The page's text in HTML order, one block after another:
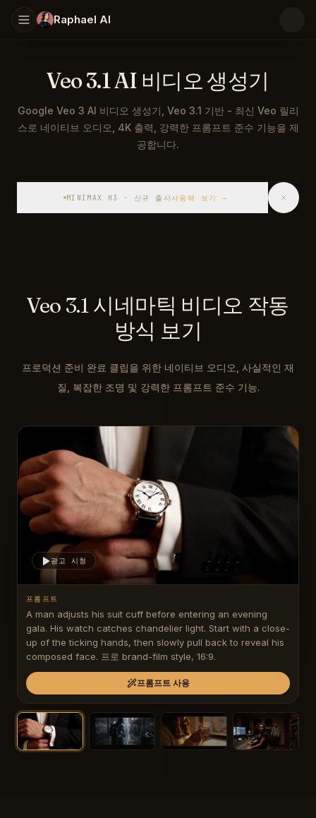
Raphael AI
Veo 3.1 AI 비디오 생성기
Google Veo 3 AI 비디오 생성기, Veo 3.1 기반 - 최신 Veo 릴리
스로 네이티브 오디오, 4K 출력, 강력한 프롬프트 준수 기능을 제
공합니다.
MINIMAX H3 · 신규 출시 사용해 보기 →
Veo 3.1 시네마틱 비디오 작동
방식 보기
프로덕션 준비 완료 클립을 위한 네이티브 오디오, 사실적인 재
질, 복잡한 조명 및 강력한 프롬프트 준수 기능.
광고 시청
프롬프트
A man adjusts his suit cuff before entering an evening
gala. His watch catches chandelier light. Start with a close-
up of the ticking hands, then slowly pull back to reveal his
composed face. 프로 brand-film style, 16:9.
프롬프트 사용